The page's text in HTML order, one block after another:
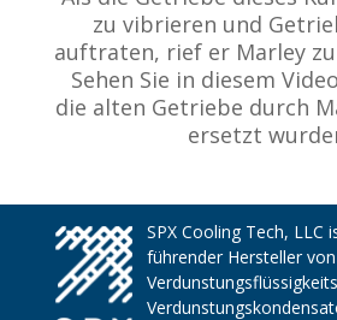
zu vibrieren und
auftraten, rief er Marley
Sehen Sie in diesem
die alten Getriebe durch
ersetzt
SPX Cooling Tech, LLC
führender Hersteller